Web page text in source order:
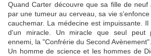
Quand Carter découvre que sa fille de neuf
par une tumeur au cerveau, sa vie
cauchemar. La médecine est impuissante.
d'un miracle. Un miracle que seul peut
ennemi, la "Confrérie du Second Avènement".
Un homme de science et les hommes de